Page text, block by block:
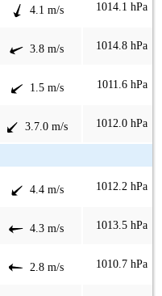
4.1 m/s 1014.1 hPa
3.8 m/s 1014.8 hPa
1.5 m/s 1011.6 hPa
3.7.0 m/s 1012.0 hPa
4.4 m/s 1012.2 hPa
4.3 m/s 1013.5 hPa
2.8 m/s 1010.7 hPa